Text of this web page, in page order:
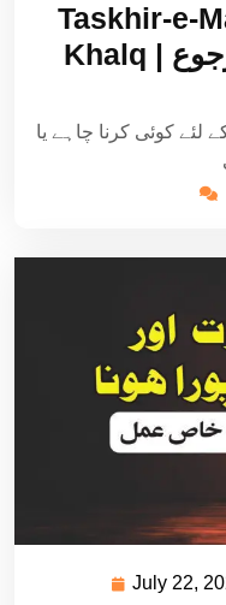
Taskhir-e-
Khalq | تسخیر مطلوب اور رجوع
کوئی کرنا چاہے یا
July 22,